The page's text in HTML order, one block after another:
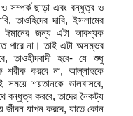
সম্পর্ক ছাড়া এবং বন্ধুত্ব ও
তাওহিদের দাবি, ইসলামের
ঈমানের জন্য এটা আবশ্যক
পারে না। তাই এটা অসম্ভব
তাওহীদবাদী হবে- যে শুধু
শরীক করবে না, আল্লাহকে
শয়তানকে ভালবাসবে,
বন্ধুত্ব করবে, তাদের নৈকট্য
জীবন যাপন করবে, যাতে কোন